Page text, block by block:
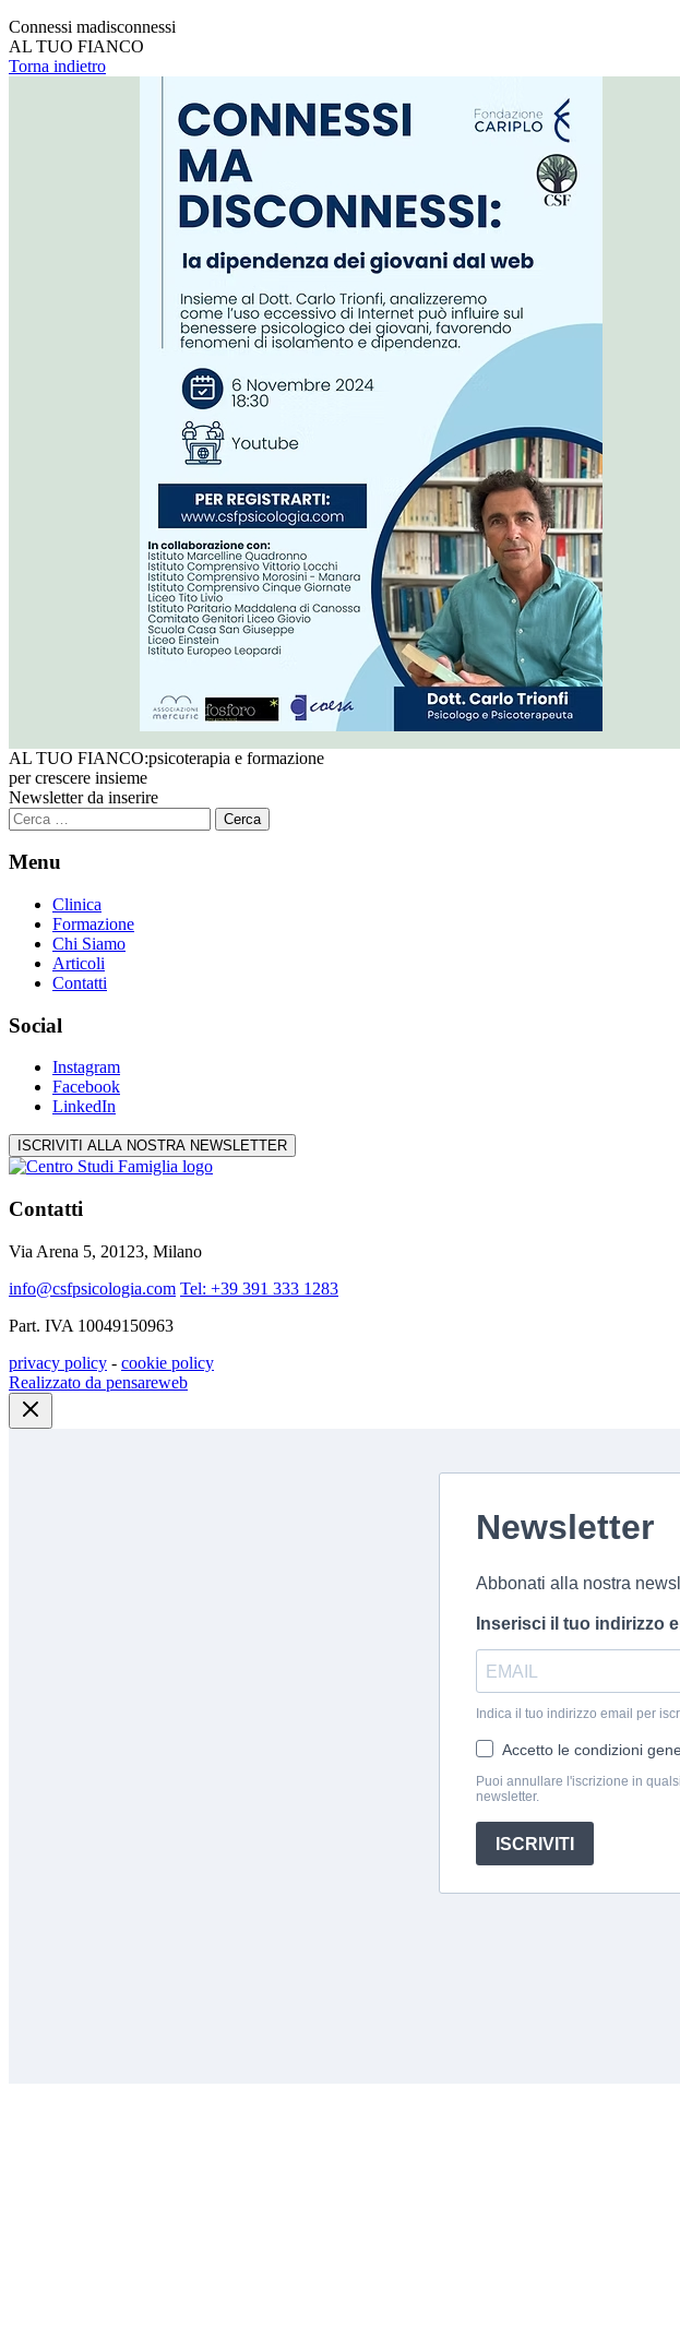
Connessi madisconnessi
AL TUO FIANCO
Torna indietro
AL TUO FIANCO:psicoterapia e formazione
per crescere insieme
Newsletter da inserire
Ricerca
per:
Menu
Clinica
Formazione
Chi Siamo
Articoli
Contatti
Social
Instagram
Facebook
LinkedIn
ISCRIVITI ALLA NOSTRA NEWSLETTER
Contatti
Via Arena 5, 20123, Milano
info@csfpsicologia.com Tel: +39 391 333 1283
Part. IVA 10049150963
privacy policy - cookie policy
Realizzato da pensareweb